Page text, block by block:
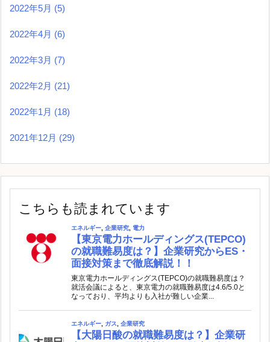
2022年5月 (5)
2022年4月 (6)
2022年3月 (7)
2022年2月 (21)
2022年1月 (18)
2021年12月 (29)
こちらも読まれています